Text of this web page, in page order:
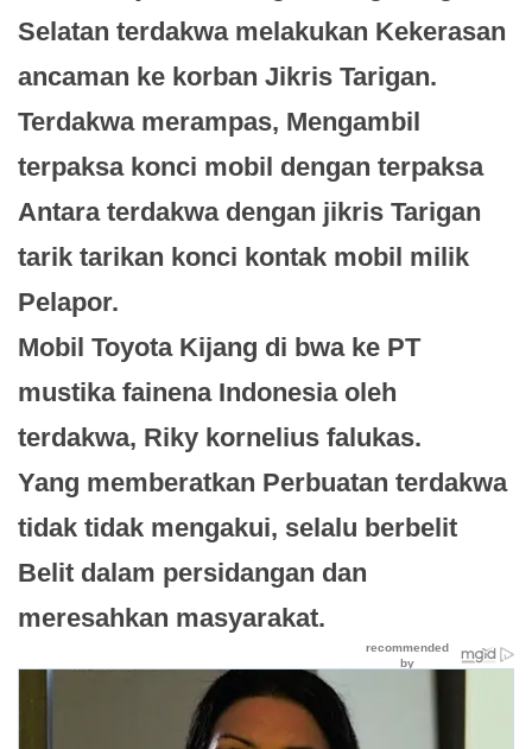
Selatan terdakwa melakukan Kekerasan
ancaman ke korban Jikris Tarigan.
Terdakwa merampas, Mengambil
terpaksa konci mobil dengan terpaksa
Antara terdakwa dengan jikris Tarigan
tarik tarikan konci kontak mobil milik
Pelapor.
Mobil Toyota Kijang di bwa ke PT
mustika fainena Indonesia oleh
terdakwa, Riky kornelius falukas.
Yang memberatkan Perbuatan terdakwa
tidak tidak mengakui, selalu berbelit
Belit dalam persidangan dan
meresahkan masyarakat.